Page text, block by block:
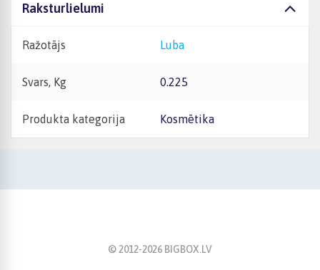
Raksturlielumi
Ražotājs Luba
Svars, Kg 0.225
Produkta kategorija Kosmētika
© 2012-2026 BIGBOX.LV